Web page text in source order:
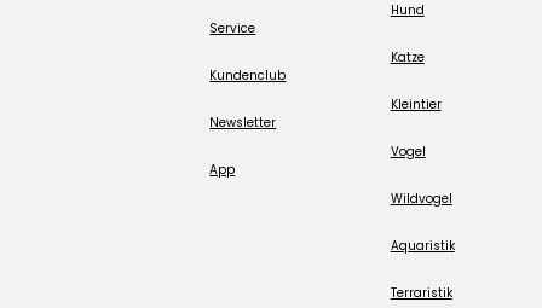
Service
Kundenclub
Newsletter
App
Hund
Katze
Kleintier
Vogel
Wildvogel
Aquaristik
Terraristik